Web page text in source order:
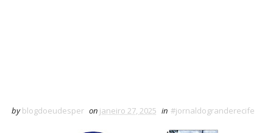
by blogdoeudesper on janeiro 27, 2025 in #jornaldogranderecife